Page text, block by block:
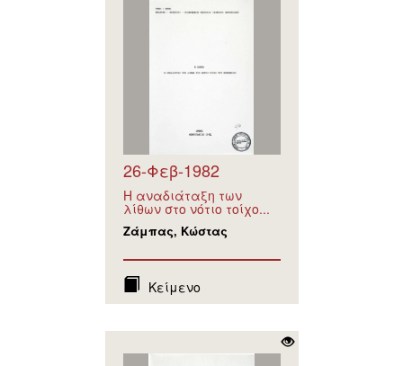
26-Φεβ-1982
Η αναδιάταξη των
λίθων στο νότιο τοίχο...
Ζάμπας, Κώστας
Κείμενο